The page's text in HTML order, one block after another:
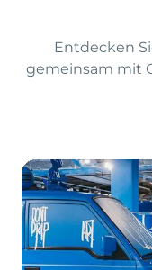
Entdecken
gemeinsam mit